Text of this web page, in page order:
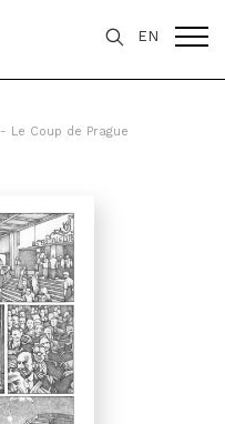
EN
Le Coup de Prague